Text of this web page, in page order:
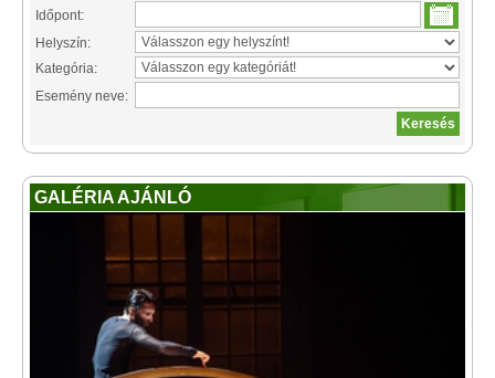
Időpont:
Helyszín:
Kategória:
Esemény neve:
GALÉRIA AJÁNLÓ